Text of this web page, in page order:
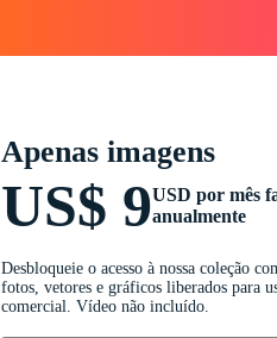
Apenas imagens
US$ 9USD por mês
anualmente
Desbloqueie o acesso à nossa coleção
fotos, vetores e gráficos liberados para
comercial. Vídeo não incluído.